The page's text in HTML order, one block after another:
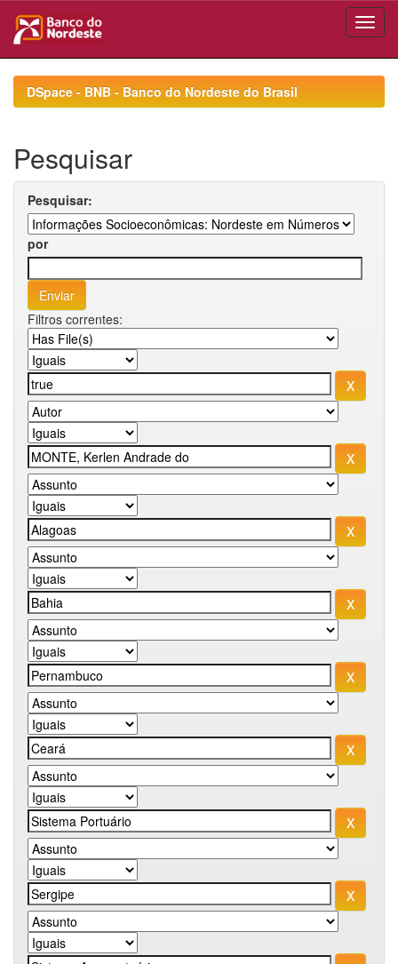
navigationDSpace - BNB - Banco do Nordeste do Brasil
Pesquisar
Pesquisar:
por
Filtros correntes: